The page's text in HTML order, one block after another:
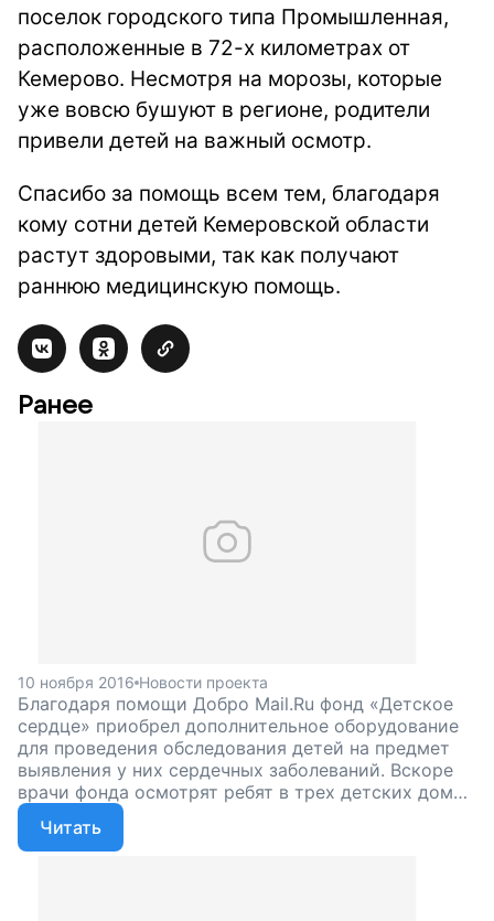
поселок городского типа Промышленная,
расположенные в 72-х километрах от
Кемерово. Несмотря на морозы, которые
уже вовсю бушуют в регионе, родители
привели детей на важный осмотр.
Спасибо за помощь всем тем, благодаря
кому сотни детей Кемеровской области
растут здоровыми, так как получают
раннюю медицинскую помощь.
Ранее
10 ноября 2016 Новости проекта
Благодаря помощи Добро Mail.Ru фонд «Детское
сердце» приобрел дополнительное оборудование
для проведения обследования детей на предмет
выявления у них сердечных заболеваний. Вскоре
врачи фонда осмотрят ребят в трех детских домах
Кемеровской области.
Читать